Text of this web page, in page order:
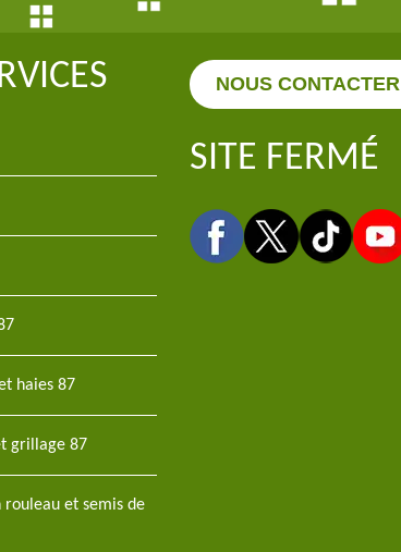
haies 87
grillage 87
rouleau et semis de
NOUS CONTACTER
SITE FERMÉ